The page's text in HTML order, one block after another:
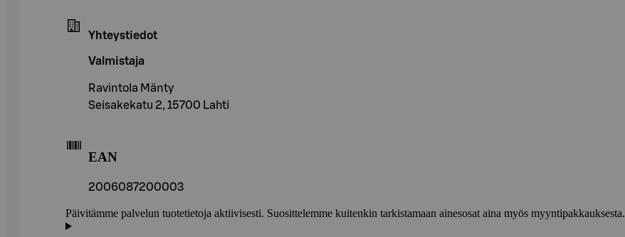
Yhteystiedot
Valmistaja
Ravintola Mänty
Seisakekatu 2, 15700 Lahti
EAN
2006087200003
Päivitämme palvelun tuotetietoja aktiivisesti. Suosittelemme kuitenkin tarkistamaan ainesosat aina myös myyntipakkauksesta.